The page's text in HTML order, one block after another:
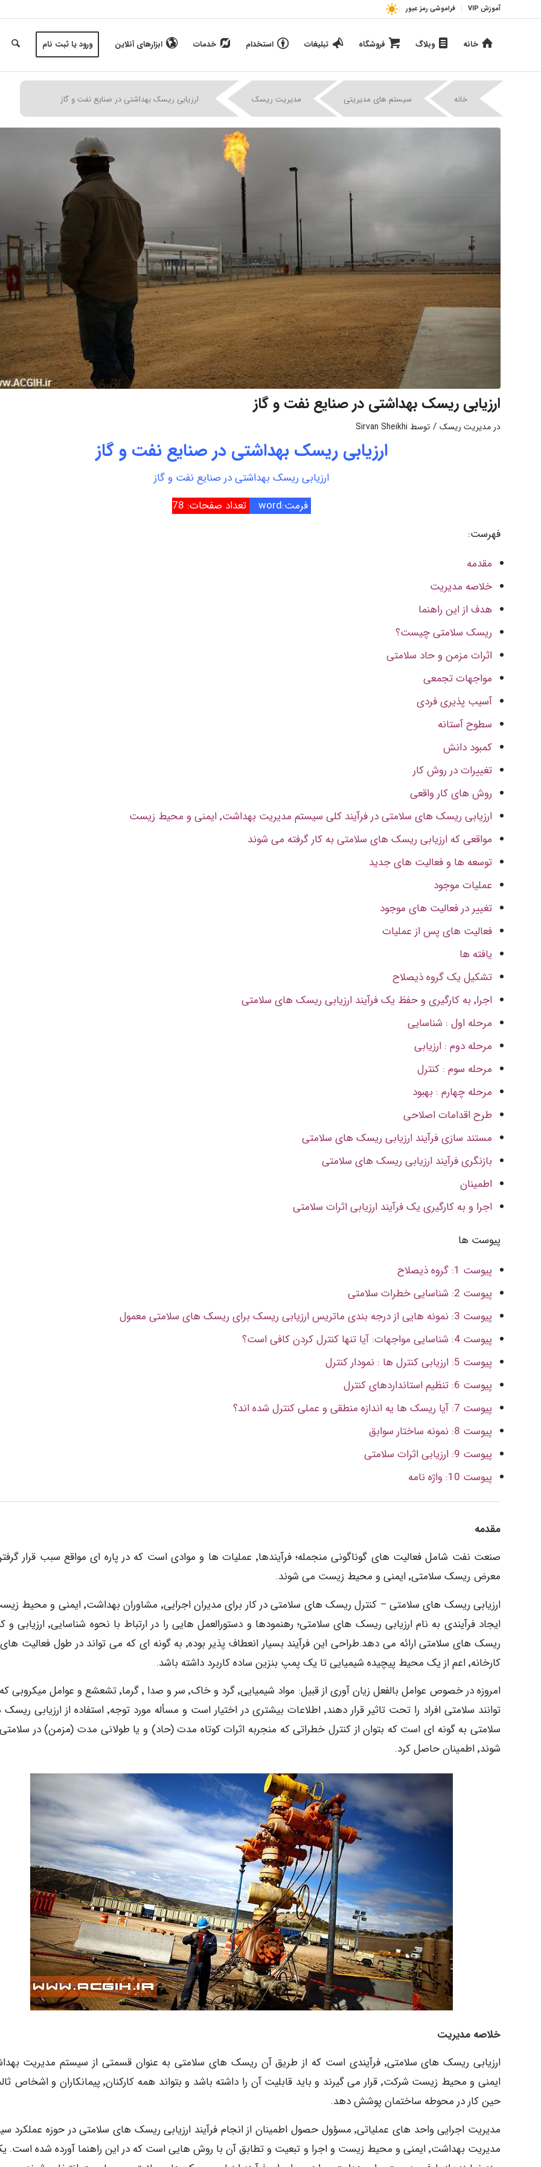
آموزش VIP فراموشی رمز عبور
خانه وبلاگ فروشگاه تبلیغات استخدام خدمات ابزارهای آنلاین ورود یا ثبت نام
خانه سیستم های مدیریتی | مدیریت ریسک ارزیابی ریسک بهداشتی در صنایع نفت و گاز
ارزیابی ریسک بهداشتی در صنایع نفت و گاز
در مدیریت ریسک / توسط Sirvan Sheikhi
ارزیابی ریسک بهداشتی در صنایع نفت و گاز
ارزیابی ریسک بهداشتی در صنایع نفت و گاز
فرمت:word
تعداد صفحات: 78
فهرست:
مقدمه
خلاصه مدیریت
هدف از این راهنما
ریسک سلامتی چیست؟
اثرات مزمن و حاد سلامتی
مواجهات تجمعی
آسیب پذیری فردی
سطوح آستانه
کمبود دانش
تغییرات در روش کار
روش های کار واقعی
ارزیابی ریسک های سلامتی در فرآیند کلی سیستم مدیریت بهداشت٬ ایمنی و محیط زیست
مواقعی که ارزیابی ریسک های سلامتی به کار گرفته می شوند
توسعه ها و فعالیت های جدید
عملیات موجود
تغییر در فعالیت های موجود
فعالیت های پس از عملیات
یافته ها
تشکیل یک گروه ذیصلاح
اجرا٬ به کارگیری و حفظ یک فرآیند ارزیابی ریسک های سلامتی
مرحله اول : شناسایی
مرحله دوم : ارزیابی
مرحله سوم : کنترل
مرحله چهارم : بهبود
طرح اقدامات اصلاحی
مستند سازی فرآیند ارزیابی ریسک های سلامتی
بازنگری فرآیند ارزیابی ریسک های سلامتی
اطمینان
اجرا و به کارگیری یک فرآیند ارزیابی اثرات سلامتی
پیوست ها
پیوست 1: گروه ذیصلاح
پیوست 2: شناسایی خطرات سلامتی
پیوست 3: نمونه هایی از درجه بندی ماتریس ارزیابی ریسک برای ریسک های سلامتی معمول
پیوست 4: شناسایی مواجهات: آیا تنها کنترل کردن کافی است؟
پیوست 5: ارزیابی کنترل ها : نمودار کنترل
پیوست 6: تنظیم استانداردهای کنترل
پیوست 7: آیا ریسک ها یه اندازه منطقی و عملی کنترل شده اند؟
پیوست 8: نمونه ساختار سوابق
پیوست 9: ارزیابی اثرات سلامتی
پیوست 10: واژه نامه
مقدمه
صنعت نفت شامل فعالیت های گوناگونی منجمله؛ فرآیندها٬ عملیات ها و موادی است که در پاره ای مواقع سبب قرار
معرض ریسک سلامتی٬ ایمنی و محیط زیست می شوند.
ارزیابی ریسک های سلامتی – کنترل ریسک های سلامتی در کار برای مدیران اجرایی٬ مشاوران
ایجاد فرآیندی به نام ارزیابی ریسک های سلامتی؛ رهنمودها و دستورالعمل هایی را در
ریسک های سلامتی ارائه می دهد.طراحی این فرآیند بسیار انعطاف پذیر بوده٬ به گونه ای که می تواند در طول
کارخانه٬ اعم از یک محیط پیچیده شیمیایی تا یک پمپ بنزین ساده کاربرد داشته باشد.
امروزه در خصوص عوامل بالفعل زیان آوری از قبیل: مواد شیمیایی٬ گرد و خاک٬ سر و صدا ٬ گرما٬ تشعشع و
توانند سلامتی افراد را تحت تاثیر قرار دهند٬ اطلاعات بیشتری در اختیار است و مسأله مورد توجه٬
سلامتی به گونه ای است که بتوان از کنترل خطراتی که منجربه اثرات کوتاه مدت (حاد) و یا طولانی مدت (مزمن) در
شوند٬ اطمینان حاصل کرد.
خلاصه مدیریت
ایمنی و محیط زیست شرکت٬ قرار می گیرند و باید قابلیت آن را داشته باشد و بتواند همه کارکنان٬
حین کار در محوطه ساختمان پوشش دهد.
مدیریت اجرایی واحد های عملیاتی٬ مسؤول حصول اطمینان از انجام فرآیند ارزیابی ریسک های سلامتی در حوزه
مدیریت بهداشت٬ ایمنی و محیط زیست و اجرا و تبعیت و تطابق آن با روش هایی است که در این راهنما آورده شده است.